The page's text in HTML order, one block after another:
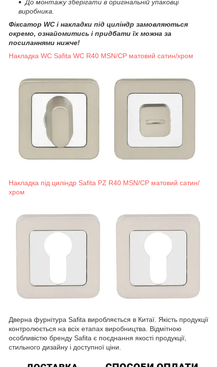
До монтажу зберігати в оригінальній упаковці
виробника.
Фіксатор WC і накладки під циліндр замовляються
окремо, ознайомитись і придбати їх можна за
посиланнями нижче!
Накладка WC Safita WC R40 MSN/CP матовий сатин/хром
Накладка під циліндр Safita PZ R40 MSN/CP матовий сатин/
хром
Дверна фурнітура Safita виробляється в Китаї. Якість продукції
контролюється на всіх етапах виробництва. Відмітною
особливістю бренду Safita є поєднання якості продукції,
стильного дизайну і доступної ціни.